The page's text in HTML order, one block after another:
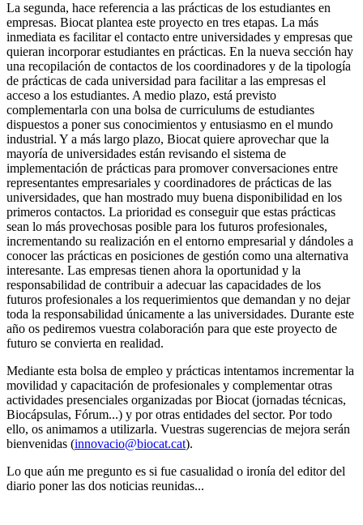
La segunda, hace referencia a las prácticas de los estudiantes en
empresas. Biocat plantea este proyecto en tres etapas. La más
inmediata es facilitar el contacto entre universidades y empresas que
quieran incorporar estudiantes en prácticas. En la nueva sección hay
una recopilación de contactos de los coordinadores y de la tipología
de prácticas de cada universidad para facilitar a las empresas el
acceso a los estudiantes. A medio plazo, está previsto
complementarla con una bolsa de curriculums de estudiantes
dispuestos a poner sus conocimientos y entusiasmo en el mundo
industrial. Y a más largo plazo, Biocat quiere aprovechar que la
mayoría de universidades están revisando el sistema de
implementación de prácticas para promover conversaciones entre
representantes empresariales y coordinadores de prácticas de las
universidades, que han mostrado muy buena disponibilidad en los
primeros contactos. La prioridad es conseguir que estas prácticas
sean lo más provechosas posible para los futuros profesionales,
incrementando su realización en el entorno empresarial y dándoles a
conocer las prácticas en posiciones de gestión como una alternativa
interesante. Las empresas tienen ahora la oportunidad y la
responsabilidad de contribuir a adecuar las capacidades de los
futuros profesionales a los requerimientos que demandan y no dejar
toda la responsabilidad únicamente a las universidades. Durante este
año os pediremos vuestra colaboración para que este proyecto de
futuro se convierta en realidad.
Mediante esta bolsa de empleo y prácticas intentamos incrementar la
movilidad y capacitación de profesionales y complementar otras
actividades presenciales organizadas por Biocat (jornadas técnicas,
Biocápsulas, Fórum...) y por otras entidades del sector. Por todo
ello, os animamos a utilizarla. Vuestras sugerencias de mejora serán
bienvenidas (innovacio@biocat.cat).
Lo que aún me pregunto es si fue casualidad o ironía del editor del
diario poner las dos noticias reunidas...